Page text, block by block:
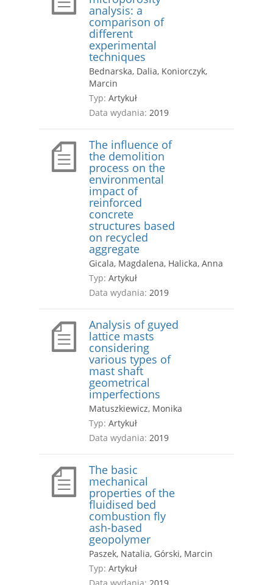
analysis: a
comparison of
different
experimental
techniques
Bednarska, Dalia, Koniorczyk,
Marcin
Typ: Artykuł
Data wydania: 2019
The influence of
the demolition
process on the
environmental
impact of
reinforced
concrete
structures based
on recycled
aggregate
Gicala, Magdalena, Halicka, Anna
Typ: Artykuł
Data wydania: 2019
Analysis of guyed
lattice masts
considering
various types of
mast shaft
geometrical
imperfections
Matuszkiewicz, Monika
Typ: Artykuł
Data wydania: 2019
The basic
mechanical
properties of the
fluidised bed
combustion fly
ash-based
geopolymer
Paszek, Natalia, Górski, Marcin
Typ: Artykuł